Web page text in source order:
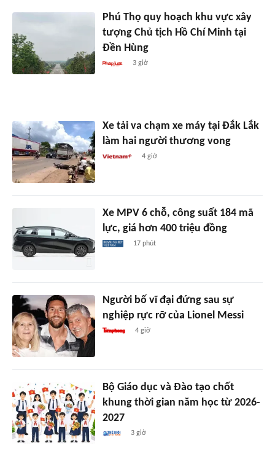
Phú Thọ quy hoạch khu vực xây
tượng Chủ tịch Hồ Chí Minh tại
Đền Hùng
3 giờ
Xe tải va chạm xe máy tại Đắk Lắk
làm hai người thương vong
4 giờ
Xe MPV 6 chỗ, công suất 184 mã
lực, giá hơn 400 triệu đồng
17 phút
Người bố vĩ đại đứng sau sự
nghiệp rực rỡ của Lionel Messi
4 giờ
Bộ Giáo dục và Đào tạo chốt
khung thời gian năm học từ 2026-
2027
3 giờ